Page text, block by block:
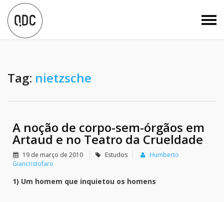
Tag: nietzsche
A noção de corpo-sem-órgãos em
Artaud e no Teatro da Crueldade
19 de março de 2010 Estudos
Humberto
Giancristofaro
1) Um homem que inquietou os homens